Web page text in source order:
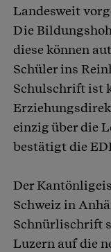
Landesweit
Die
diese können
Schüler ins
Schulschrift ist
einzig über die
bestätigt die
Der
Schweiz in
Schnürlischrift
Luzern auf die